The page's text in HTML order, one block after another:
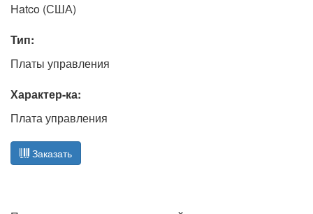
Hatco (США)
Тип:
Платы управления
Характер-ка:
Плата управления
Заказать